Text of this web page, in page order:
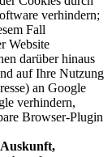
verhindern;
Fall
Website
darüber hinaus
auf Ihre Nutzung
an Google
verhindern,
Browser-Plugin
Auskunft,